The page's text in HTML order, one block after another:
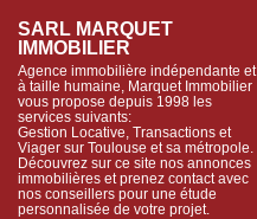
SARL MARQUET
IMMOBILIER
Agence immobilière indépendante et
à taille humaine, Marquet Immobilier
vous propose depuis 1998 les
services suivants:
Gestion Locative, Transactions et
Viager sur Toulouse et sa métropole.
Découvrez sur ce site nos annonces
immobilières et prenez contact avec
nos conseillers pour une étude
personnalisée de votre projet.